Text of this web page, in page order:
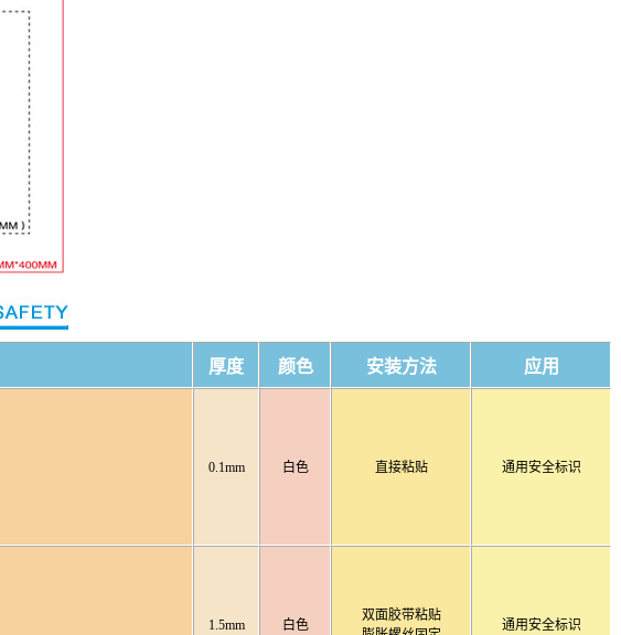
厚度 颜色 安装方法 应用
0.1mm 白色 直接粘贴 通用安全标识
1.5mm 白色
双面胶带粘贴
通用安全标识